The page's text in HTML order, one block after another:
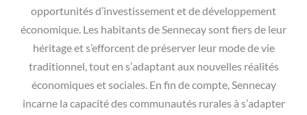
opportunités d’investissement et de développement
économique. Les habitants de Sennecay sont fiers de leur
héritage et s’efforcent de préserver leur mode de vie
traditionnel, tout en s’adaptant aux nouvelles réalités
économiques et sociales. En fin de compte, Sennecay
incarne la capacité des communautés rurales à s’adapter